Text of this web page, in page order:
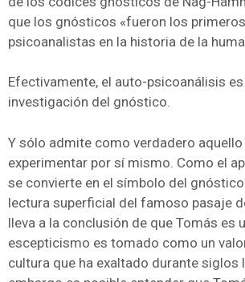
que los gnósticos «fueron los
psicoanalistas en la historia de la
Efectivamente, el auto-psicoanálisis
investigación del gnóstico.
Y sólo admite como verdadero aquello
experimentar por sí mismo. Como el
se convierte en el símbolo del
lectura superficial del famoso pasaje
lleva a la conclusión de que Tomás es
escepticismo es tomado como un
cultura que ha exaltado durante siglos